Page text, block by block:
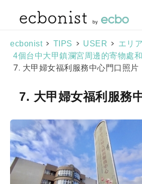
ecbonist > TIPS > USER > エリ
4個台中大甲鎮瀾宮周邊的寄物處
7. 大甲婦女福利服務中心門口照片
7. 大甲婦女福利服務